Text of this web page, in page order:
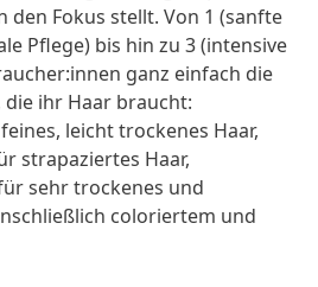
den Fokus stellt. Von 1 (sanfte
Pflege) bis hin zu 3 (intensive
ganz einfach die
ihr Haar braucht:
leicht trockenes Haar,
strapaziertes Haar,
sehr trockenes und
coloriertem und